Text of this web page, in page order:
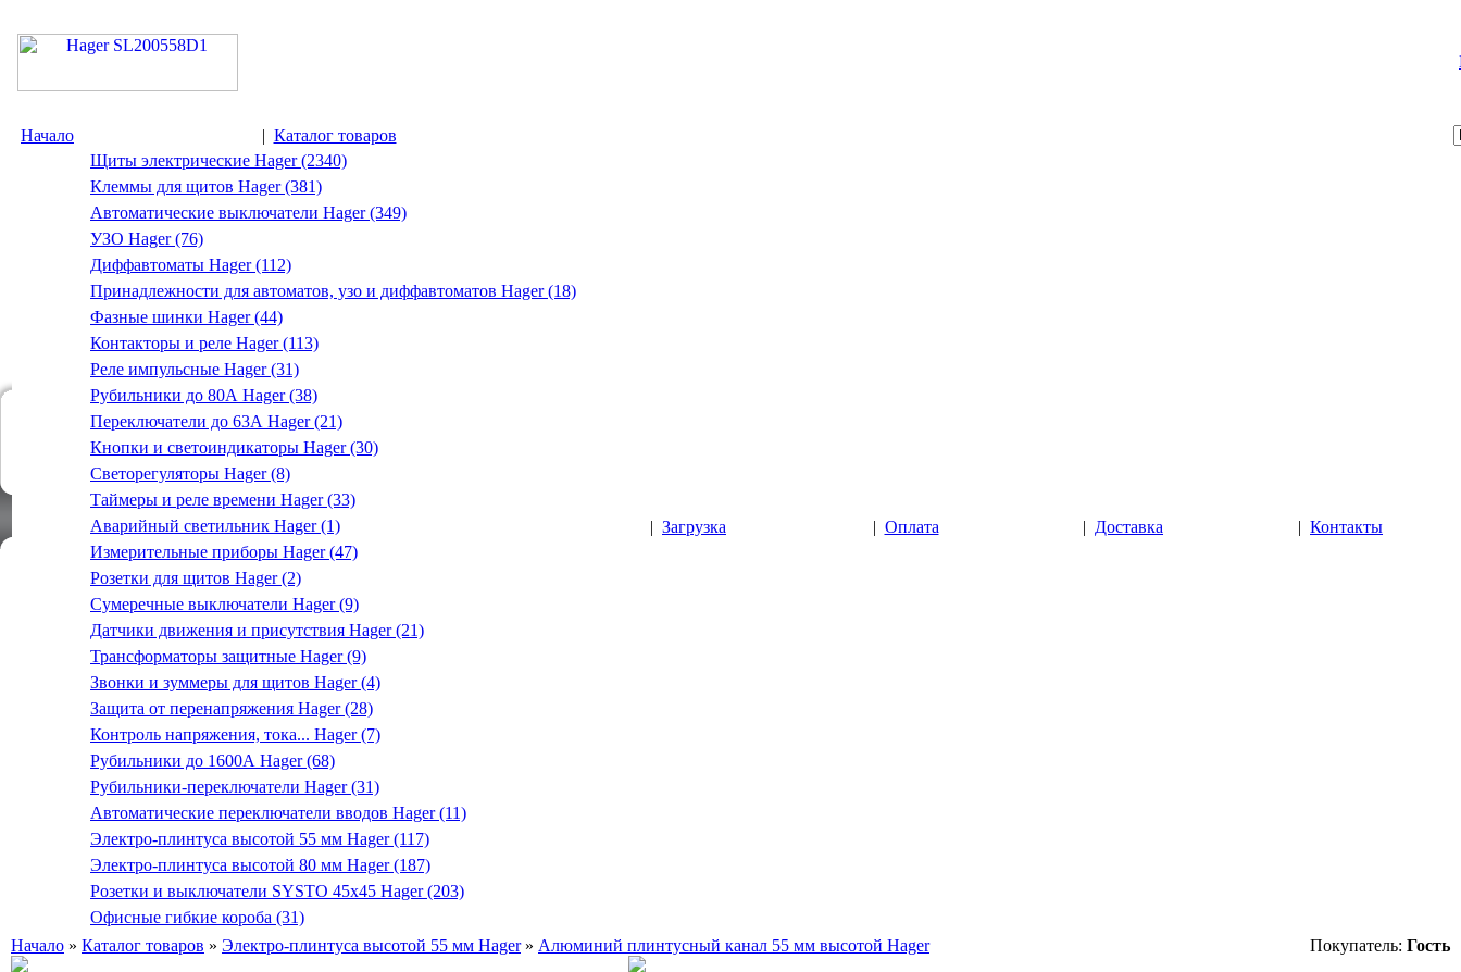
Начало | Каталог товаров
Щиты электрические Hager (2340)
Клеммы для щитов Hager (381)
Автоматические выключатели Hager (349)
УЗО Hager (76)
Диффавтоматы Hager (112)
Принадлежности для автоматов, узо и диффавтоматов Hager (18)
Фазные шинки Hager (44)
Контакторы и реле Hager (113)
Реле импульсные Hager (31)
Рубильники до 80А Hager (38)
Переключатели до 63А Hager (21)
Кнопки и светоиндикаторы Hager (30)
Светорегуляторы Hager (8)
Таймеры и реле времени Hager (33)
Аварийный светильник Hager (1)
Измерительные приборы Hager (47)
Розетки для щитов Hager (2)
Сумеречные выключатели Hager (9)
Датчики движения и присутствия Hager (21)
Трансформаторы защитные Hager (9)
Звонки и зуммеры для щитов Hager (4)
Защита от перенапряжения Hager (28)
Контроль напряжения, тока... Hager (7)
Рубильники до 1600А Hager (68)
Рубильники-переключатели Hager (31)
Автоматические переключатели вводов Hager (11)
Электро-плинтуса высотой 55 мм Hager (117)
Электро-плинтуса высотой 80 мм Hager (187)
Розетки и выключатели SYSTO 45х45 Hager (203)
Офисные гибкие короба (31)
| Загрузка | Оплата | Доставка | Контакты
Начало » Каталог товаров » Электро-плинтуса высотой 55 мм Hager» Алюминий плинтусный канал 55 мм высотой Hager Покупатель: Гость